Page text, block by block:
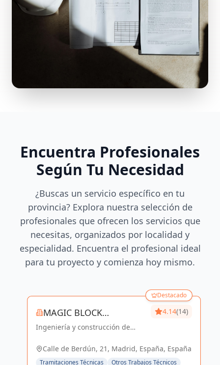
Encuentra Profesionales
Según Tu Necesidad
¿Buscas un servicio específico en tu
provincia? Explora nuestra selección de
profesionales que ofrecen los servicios que
necesitas, organizados por localidad y
especialidad. Encuentra el profesional ideal
para tu proyecto y comienza hoy mismo.
Destacado
MAGIC BLOCK
ENGINEERS
Ingeniería y construcción de
en Madrid y Sevilla La Nueva.
4.14(14)
Calle de Berdún, 21, Madrid, España, España
Tramitaciones Técnicas
Otros Trabajos Técnicos